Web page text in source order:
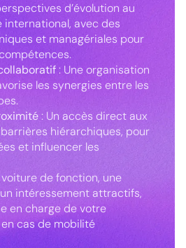
d’évolution au
international, avec des
et managériales pour
: Une organisation
les synergies entre les
: Un accès direct aux
hiérarchiques, pour
et influencer les
voiture de fonction, une
intéressement attractifs,
en charge de votre
cas de mobilité